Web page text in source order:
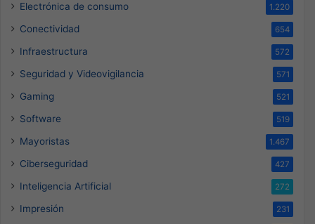
Electrónica de consumo 1.220
Conectividad 654
Infraestructura 572
Seguridad y Videovigilancia 571
Gaming 521
Software 519
Mayoristas 1.467
Ciberseguridad 427
Inteligencia Artificial 272
Impresión 231